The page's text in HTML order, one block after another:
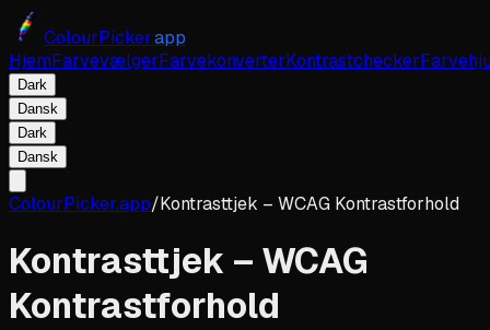
ColourPicker.app
HjemFarvevælgerFarvekonverterKontrastchecker
Dark
Dansk
Dark
Dansk
ColourPicker.app/Kontrasttjek – WCAG Kontrastforhold
Kontrasttjek – WCAG
Kontrastforhold